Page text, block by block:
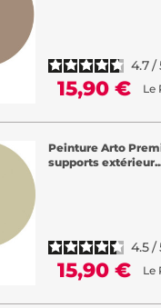
4.7/
15,90 € Le
Peinture Arto
supports
4.5/
15,90 € Le